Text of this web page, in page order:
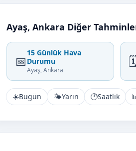
Ayaş, Ankara Diğer
📅
15 Günlük Hava
Durumu
Ayaş, Ankara
☀️Bugün 🌤️Yarın 🕐Saatlik